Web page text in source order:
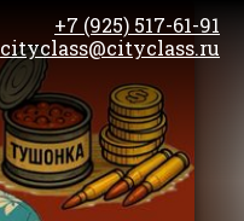
+7 (925) 517-61-91
cityclass@cityclass.ru